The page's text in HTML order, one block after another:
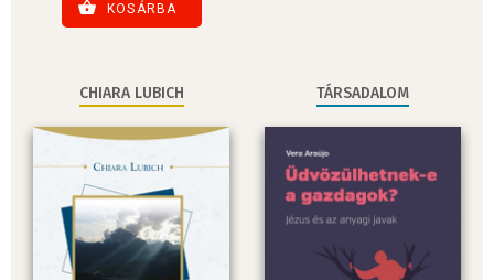
KOSÁRBA
CHIARA LUBICH TÁRSADALOM